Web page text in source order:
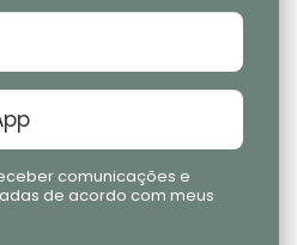
comunicações e
de acordo com meus